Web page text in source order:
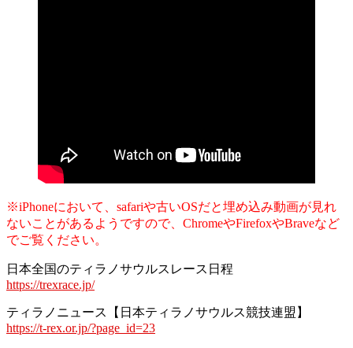
※iPhoneにおいて、safariや古いOSだと埋め込み動画が見れ
ないことがあるようですので、ChromeやFirefoxやBraveなど
でご覧ください。
日本全国のティラノサウルスレース日程
https://trexrace.jp/
ティラノニュース【日本ティラノサウルス競技連盟】
https://t-rex.or.jp/?page_id=23